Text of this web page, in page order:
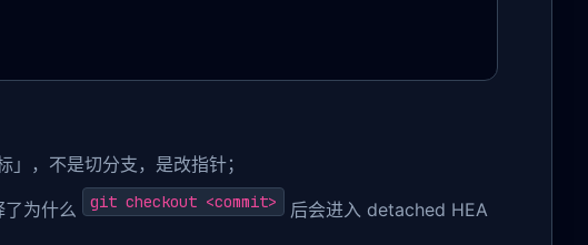
，不是切分支，是改指针；
了为什么 git checkout <commit>
后会进入 detached HEA